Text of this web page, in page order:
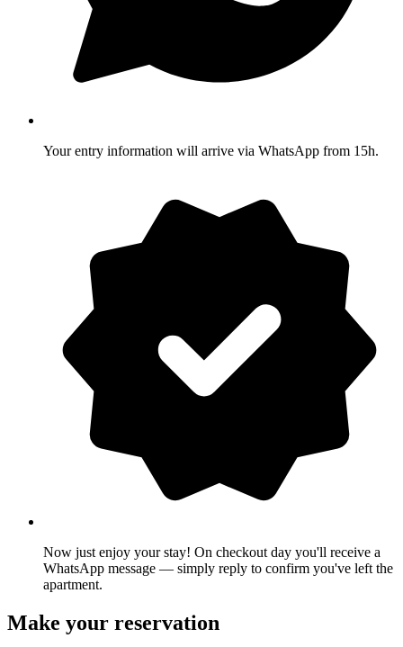
Your entry information will arrive via WhatsApp from 15h.
Now just enjoy your stay! On checkout day you'll receive a
WhatsApp message — simply reply to confirm you've left the
apartment.
Make your reservation